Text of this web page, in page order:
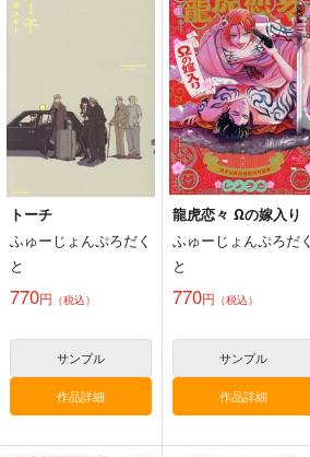
通勤道中であの娘がぱ
んつを見せてくる本
嘘つき屋
662 （税込）
サンプル
≪新刊発売記念
≫【B5アクリルボー
ド】艶娘幻夢譚
T2 ART WORKS
4,400 （税込）
サンプル
ＰがＰしてます 12
SEQMED
サンプル
魔法少年少女たち！
はれのゆめ
787円（税込）
サンプル
作品詳細
トーチ
ふゅーじょんぷろだく
と
770円 （税込）
サンプル
作品詳細
龍虎恋々 Ωの嫁入り
ふゅーじょんぷろだく
と
770円 （税込）
サンプル
作品詳細